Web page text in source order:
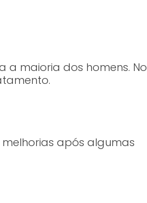
a maioria dos homens. No
após algumas